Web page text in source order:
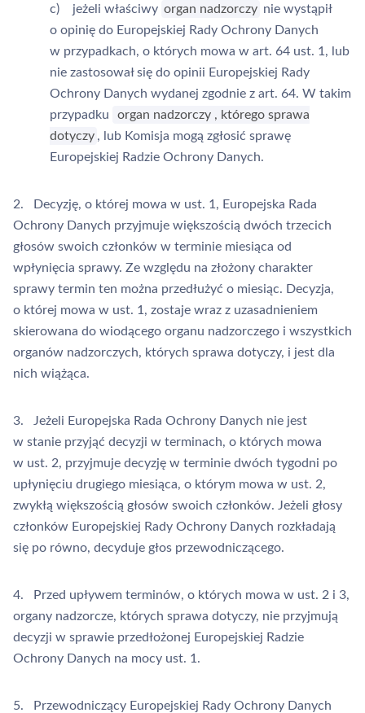
c) jeżeli właściwy organ nadzorczy nie wystąpił
o opinię do Europejskiej Rady Ochrony Danych
w przypadkach, o których mowa w art. 64 ust. 1, lub
nie zastosował się do opinii Europejskiej Rady
Ochrony Danych wydanej zgodnie z art. 64. W takim
przypadku
organ nadzorczy , którego sprawa
dotyczy , lub Komisja mogą zgłosić sprawę
Europejskiej Radzie Ochrony Danych.
2. Decyzję, o której mowa w ust. 1, Europejska Rada
Ochrony Danych przyjmuje większością dwóch trzecich
głosów swoich członków w terminie miesiąca od
wpłynięcia sprawy. Ze względu na złożony charakter
sprawy termin ten można przedłużyć o miesiąc. Decyzja,
o której mowa w ust. 1, zostaje wraz z uzasadnieniem
skierowana do wiodącego organu nadzorczego i wszystkich
organów nadzorczych, których sprawa dotyczy, i jest dla
nich wiążąca.
3. Jeżeli Europejska Rada Ochrony Danych nie jest
w stanie przyjąć decyzji w terminach, o których mowa
w ust. 2, przyjmuje decyzję w terminie dwóch tygodni po
upłynięciu drugiego miesiąca, o którym mowa w ust. 2,
zwykłą większością głosów swoich członków. Jeżeli głosy
członków Europejskiej Rady Ochrony Danych rozkładają
się po równo, decyduje głos przewodniczącego.
4. Przed upływem terminów, o których mowa w ust. 2 i 3,
organy nadzorcze, których sprawa dotyczy, nie przyjmują
decyzji w sprawie przedłożonej Europejskiej Radzie
Ochrony Danych na mocy ust. 1.
5. Przewodniczący Europejskiej Rady Ochrony Danych